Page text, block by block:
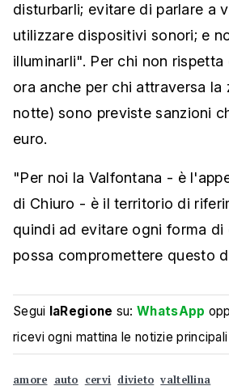
disturbarli; evitare di parlare a
utilizzare dispositivi sonori; e
illuminarli". Per chi non
ora anche per chi attraversa la
notte) sono previste sanzioni
euro.
"Per noi la Valfontana - è
di Chiuro - è il territorio di
quindi ad evitare ogni forma di
possa compromettere questo
Segui laRegione su:WhatsApp
ricevi ogni mattina le notizie principali
amore auto cervi divieto valtellina